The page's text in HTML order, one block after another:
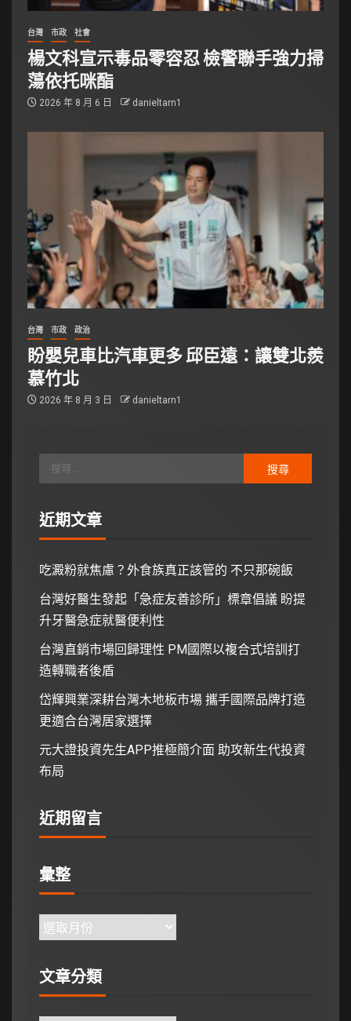
台灣 市政 社會
楊文科宣示毒品零容忍 檢警聯手強力掃
蕩依托咪酯
2026 年 8 月 6 日 danieltarn1
台灣 市政 政治
盼嬰兒車比汽車更多 邱臣遠：讓雙北羨
慕竹北
2026 年 8 月 3 日 danieltarn1
近期文章
吃澱粉就焦慮？外食族真正該管的 不只那碗飯
台灣好醫生發起「急症友善診所」標章倡議 盼提
升牙醫急症就醫便利性
台灣直銷市場回歸理性 PM國際以複合式培訓打
造轉職者後盾
岱輝興業深耕台灣木地板市場 攜手國際品牌打造
更適合台灣居家選擇
元大證投資先生APP推極簡介面 助攻新生代投資
布局
近期留言
彙整
文章分類